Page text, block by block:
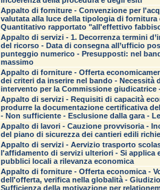
Appalto di forniture - Convenzione per
valutata alla luce della tipologia di
Quantitativo rapportato "all'effettivo
Appalto di servizi - 1. Decorrenza termini
del ricorso - Data di consegna all’ufficio
punteggio numerico - Presupposti: nel
massimo
Appalto di forniture - Offerta
dei criteri da inserire nel bando - Necessità
intervento per la Commissione giudicatrice
Appalto di servizi - Requisiti di capacità
produrre la documentazione certificativa
- Non sufficiente - Esclusione dalla gara -
Appalto di lavori - Cauzione provvisoria -
del piano di sicurezza dei cantieri edili
Appalto di servizi - Aervizio trasporto
l'affidamento di servizi ulteriori - Si applica
pubblici locali a rilevanza economica
Appalto di forniture - Offerta economica -
dell'offerta, verifica nella globalità -
Sufficienza della motivazione per relationem